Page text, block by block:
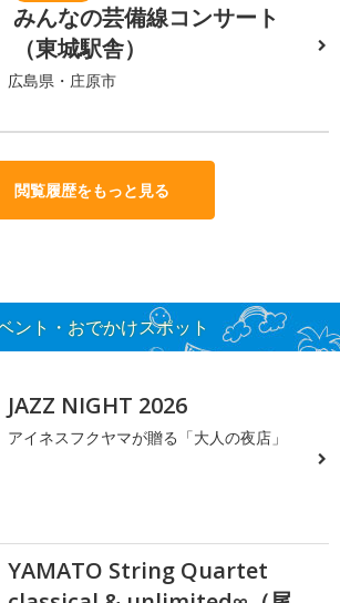
みんなの芸備線コンサート
（東城駅舎）
広島県・庄原市
閲覧履歴をもっと見る
ント・おでかけスポット
JAZZ NIGHT 2026
アイネスフクヤマが贈る「大人の夜店」
YAMATO String Quartet